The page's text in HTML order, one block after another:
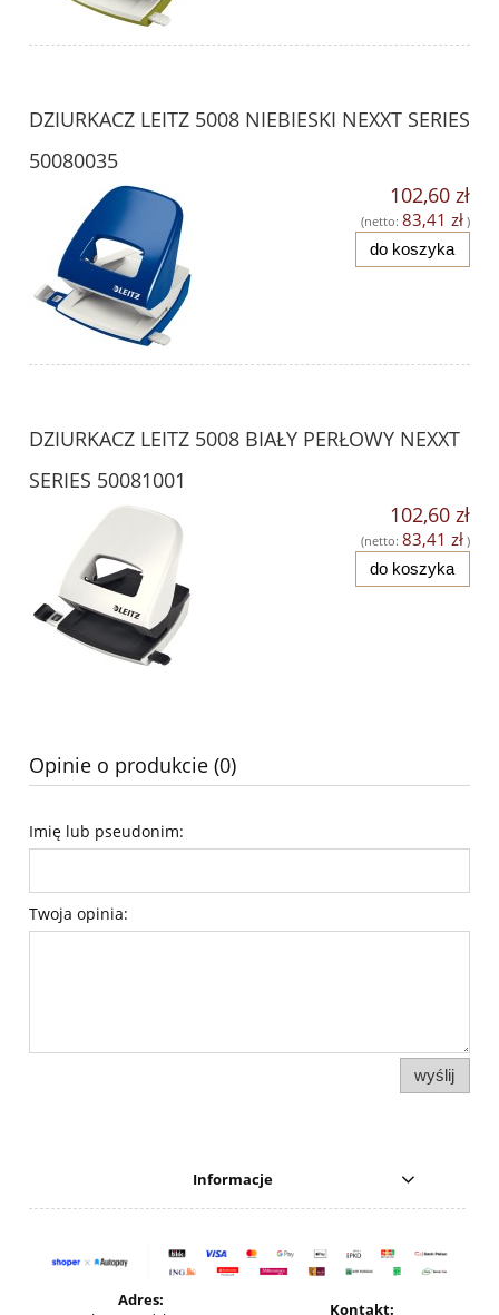
DZIURKACZ LEITZ 5008 NIEBIESKI NEXXT SERIES
50080035
102,60 zł
(netto: 83,41 zł )
do koszyka
DZIURKACZ LEITZ 5008 BIAŁY PERŁOWY NEXXT
SERIES 50081001
102,60 zł
(netto: 83,41 zł )
do koszyka
Opinie o produkcie (0)
Imię lub pseudonim:
Twoja opinia:
wyślij
Informacje
Adres:
Kontakt: